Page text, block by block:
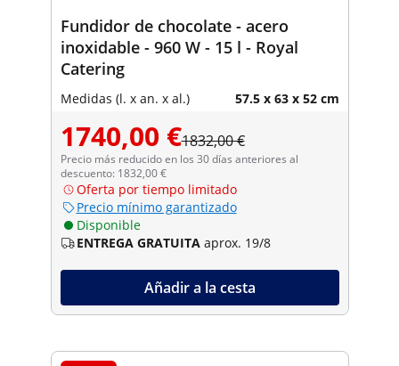
Fundidor de chocolate - acero
inoxidable - 960 W - 15 l - Royal
Catering
Medidas (l. x an. x al.) 57.5 x 63 x 52 cm
1740,00 €1832,00 €
Precio más reducido en los 30 días anteriores al
descuento: 1832,00 €
Oferta por tiempo limitado
Precio mínimo garantizado
Disponible
ENTREGA GRATUITA aprox. 19/8
Añadir a la cesta